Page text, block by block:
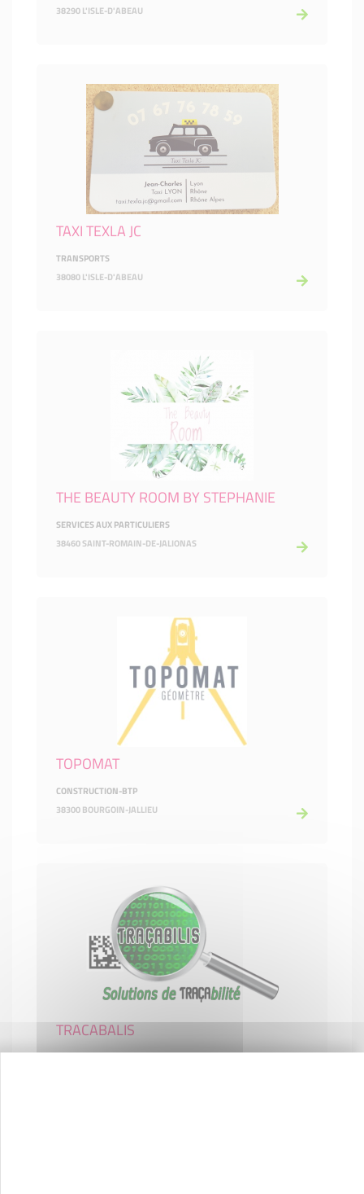
38290 L'ISLE-D'ABEAU
TAXI TEXLA JC
TRANSPORTS
38080 L'ISLE-D'ABEAU
THE BEAUTY ROOM BY STEPHANIE
SERVICES AUX PARTICULIERS
38460 SAINT-ROMAIN-DE-JALIONAS
TOPOMAT
CONSTRUCTION-BTP
38300 BOURGOIN-JALLIEU
TRACABALIS
INDUSTRIE